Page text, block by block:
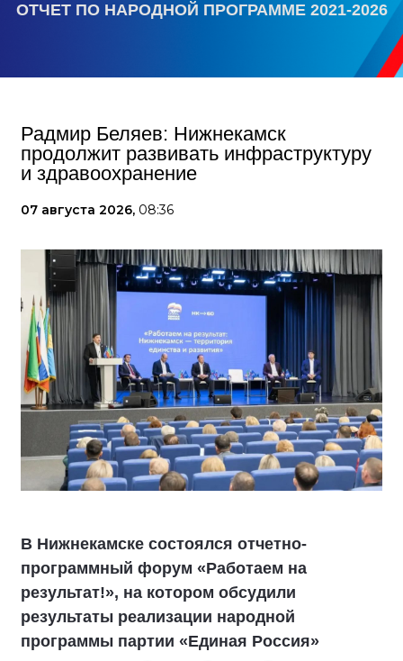
ОТЧЕТ ПО НАРОДНОЙ ПРОГРАММЕ 2021-2026
Радмир Беляев: Нижнекамск
продолжит развивать инфраструктуру
и здравоохранение
07 августа 2026, 08:36
В Нижнекамске состоялся отчетно-
программный форум «Работаем на
результат!», на котором обсудили
результаты реализации народной
программы партии «Единая Россия»